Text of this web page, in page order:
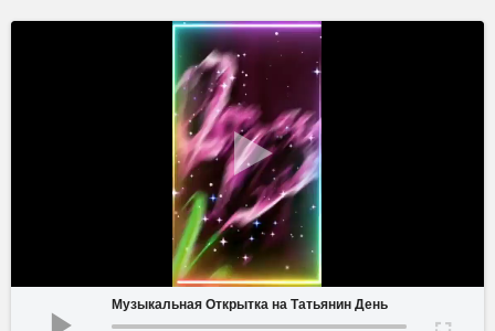
Музыкальная Открытка на Татьянин День